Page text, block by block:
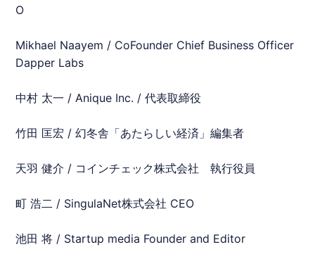
O
Mikhael Naayem / CoFounder Chief Business Officer
Dapper Labs
中村 太一 / Anique Inc. / 代表取締役
竹田 匡宏 / 幻冬舎「あたらしい経済」編集者
天羽 健介 / コインチェック株式会社 執行役員
町 浩二 / SingulaNet株式会社 CEO
池田 将 / Startup media Founder and Editor